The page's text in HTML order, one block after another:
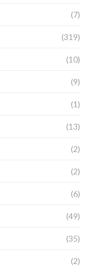
(7)
(319)
(10)
(9)
(1)
(13)
(2)
(2)
(6)
(49)
(35)
(2)